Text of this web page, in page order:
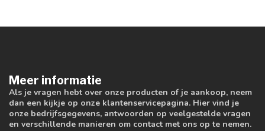
Meer informatie
Als je vragen hebt over onze producten of je aankoop, neem
dan een kijkje op onze klantenservicepagina. Hier vind je
onze bedrijfsgegevens, antwoorden op veelgestelde vragen
en verschillende manieren om contact met ons op te nemen.